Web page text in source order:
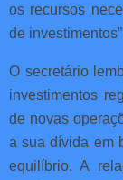
os recursos
de
O secretário
investimentos
de novas
a sua dívida em
equilíbrio. A